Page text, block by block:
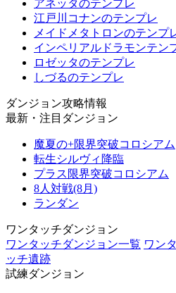
アネッタのテンプレ
江戸川コナンのテンプレ
メイドメタトロンのテンプ
インペリアルドラモンテン
ロゼッタのテンプレ
しづるのテンプレ
ダンジョン攻略情報
最新・注目ダンジョン
魔夏の+限界突破コロシアム
転生シルヴィ降臨
プラス限界突破コロシアム
8人対戦(8月)
ランダン
ワンタッチダンジョン
ワンタッチダンジョン一覧 ワン
ッチ遺跡
試練ダンジョン